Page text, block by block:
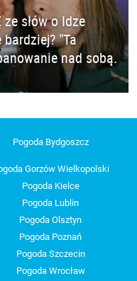
ze słów o Idze
"Ta
nad sobą.
Pogoda Bydgoszcz
Gorzów Wielkopolski
Pogoda Kielce
Pogoda Lublin
Pogoda Olsztyn
Pogoda Poznań
Pogoda Szczecin
Pogoda Wrocław